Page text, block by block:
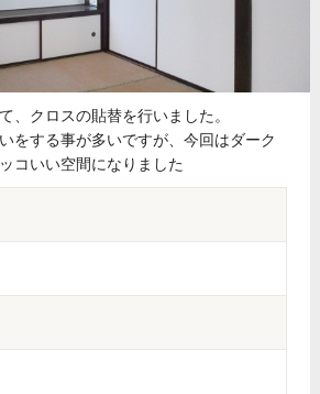
、クロスの貼替を行いました。
をする事が多いですが、今回はダーク
コいい空間になりました